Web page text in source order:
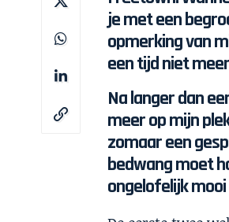
je met een
opmerking van
een tijd niet
Na langer dan
meer op mijn
zomaar een
bedwang moet
ongelofelijk mooi